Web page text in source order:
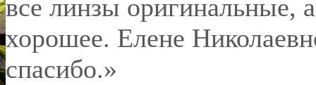
все линзы оригинальные,
хорошее. Елене
спасибо.»